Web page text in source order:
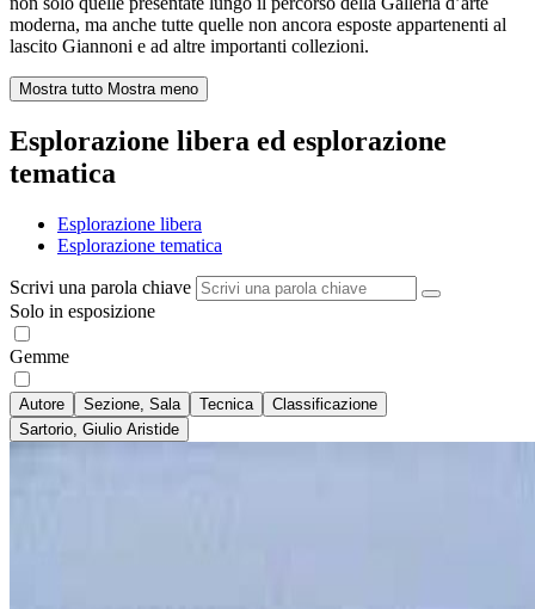
moderna, ma anche tutte quelle non ancora esposte appartenenti al
lascito Giannoni e ad altre importanti collezioni.
Mostra tutto Mostra meno
Esplorazione libera ed esplorazione
tematica
Esplorazione libera
Esplorazione tematica
Scrivi una parola chiave
Solo in esposizione
Gemme
Autore Sezione, Sala Tecnica
Classificazione
Sartorio, Giulio Aristide